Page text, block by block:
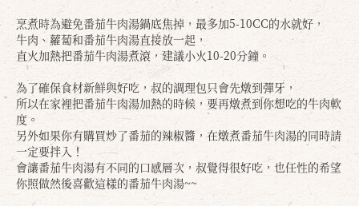
烹煮時為避免番茄牛肉湯鍋底焦掉，最多加5-10CC的水就好，
牛肉、蘿蔔和番茄牛肉湯直接放一起，
直火加熱把番茄牛肉湯煮滾，建議小火10-20分鐘。
為了確保食材新鮮與好吃，叔的調理包只會先燉到彈牙，
所以在家裡把番茄牛肉湯加熱的時候，要再燉煮到你想吃的牛肉軟
度。
另外如果你有購買炒了番茄的辣椒醬，在燉煮番茄牛肉湯的同時請
一定要拌入！
會讓番茄牛肉湯有不同的口感層次，叔覺得很好吃，也任性的希望
你照做然後喜歡這樣的番茄牛肉湯~~